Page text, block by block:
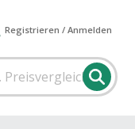
Registrieren / Anmelden